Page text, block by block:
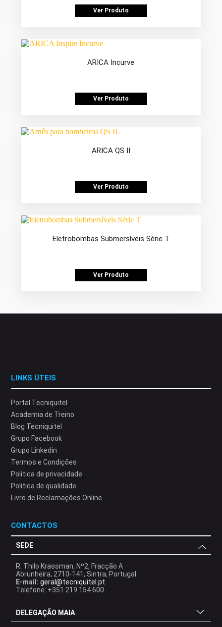
Ver Produto
ARICA Incurve
Ver Produto
ARICA QS II
Ver Produto
Eletrobombas Submersíveis Série T
Ver Produto
LINKS ÚTEIS
Portal Tecniquitel
Academia de Treino
Blog Tecniquitel
Grupo Facebook
Grupo Linkedin
Termos e Condições
Politica de privacidade
Politica de qualidade
Livro de Reclamações Online
CONTACTOS
SEDE
R. Thilo Krassman, Nº2, Fracção A
Abrunheira, 2710-141, Sintra, Portugal
E-mail: geral@tecniquitel.pt
Telefone: +351 219 154 600
DELEGAÇÃO MAIA